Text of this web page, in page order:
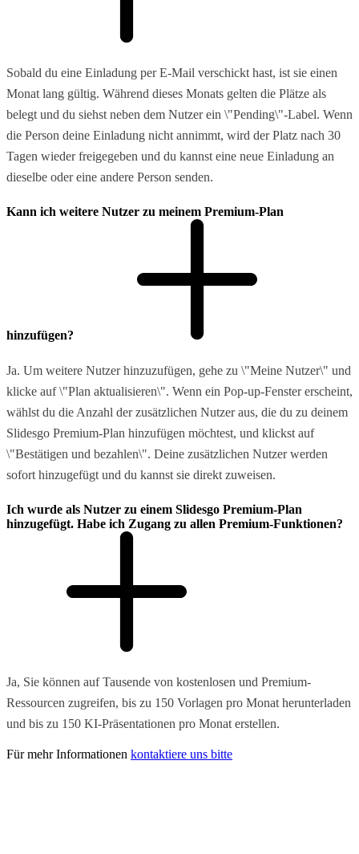
Sobald du eine Einladung per E-Mail verschickt hast, ist sie einen
Monat lang gültig. Während dieses Monats gelten die Plätze als
belegt und du siehst neben dem Nutzer ein \"Pending\"-Label. Wenn
die Person deine Einladung nicht annimmt, wird der Platz nach 30
Tagen wieder freigegeben und du kannst eine neue Einladung an
dieselbe oder eine andere Person senden.
Kann ich weitere Nutzer zu meinem Premium-Plan
hinzufügen?
Ja. Um weitere Nutzer hinzuzufügen, gehe zu \"Meine Nutzer\" und
klicke auf \"Plan aktualisieren\". Wenn ein Pop-up-Fenster erscheint,
wählst du die Anzahl der zusätzlichen Nutzer aus, die du zu deinem
Slidesgo Premium-Plan hinzufügen möchtest, und klickst auf
\"Bestätigen und bezahlen\". Deine zusätzlichen Nutzer werden
sofort hinzugefügt und du kannst sie direkt zuweisen.
Ich wurde als Nutzer zu einem Slidesgo Premium-Plan
hinzugefügt. Habe ich Zugang zu allen Premium-Funktionen?
Ja, Sie können auf Tausende von kostenlosen und Premium-
Ressourcen zugreifen, bis zu 150 Vorlagen pro Monat herunterladen
und bis zu 150 KI-Präsentationen pro Monat erstellen.
Für mehr Informationen kontaktiere uns bitte